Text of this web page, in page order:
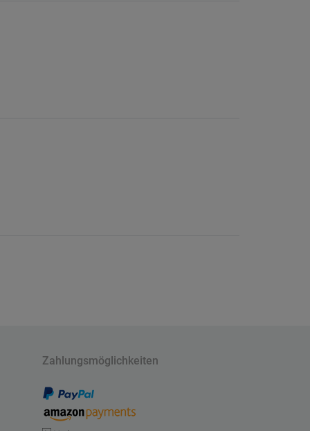
Zahlungsmöglichkeiten